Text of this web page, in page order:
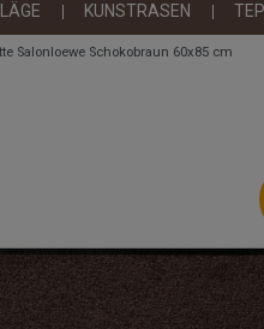
KUNSTRASEN
Salonloewe Schokobraun 60x85 cm